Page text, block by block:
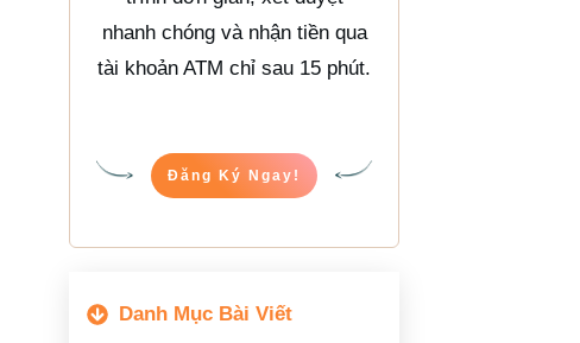
nhanh chóng và nhận tiền qua
tài khoản ATM chỉ sau 15 phút.
Đăng Ký Ngay!
Danh Mục Bài Viết